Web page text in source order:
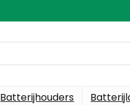
Batterijhouders